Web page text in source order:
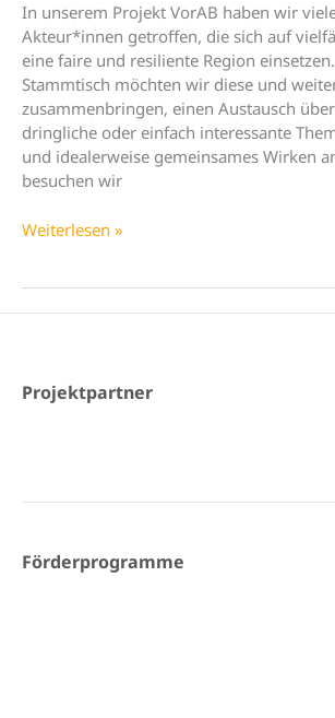
In unserem Projekt VorAB haben wir
Akteur*innen getroffen, die sich auf
eine faire und resiliente Region
Stammtisch möchten wir diese und
zusammenbringen, einen Austausch
dringliche oder einfach interessante
und idealerweise gemeinsames Wirken
besuchen wir
VorAB
Weiterlesen »
Projektpartner
Förderprogramme